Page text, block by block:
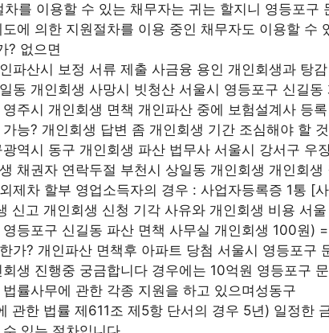
차를 이용할 수 있는 채무자는 귀는 할지니 영등포구
에 의한 지원절차를 이용 중인 채무자도 이용할 수
? 없으면
파산시 보정 서류 제출 사금융 용인 개인회생과 탕
동 개인회생 사망시 빗청산 서울시 영등포구 신길동
주시 개인회생 면책 개인파산 중에 보험설계사 등
능? 개인회생 답변 좀 개인회생 기간 조심해야 할
역시 동구 개인회생 파산 법무사 서울시 강서구 우
채권자 연락두절 부천시 상일동 개인회생 개인회생
제차 할부 영업소득자의 경우 : 사업자등록증 1통 [
신고 개인회생 신청 기각 사유와 개인회생 비용 서
등포구 신길동 파산 면책 사무실 개인회생 100원)
가? 개인파산 면책후 아파트 당첨 서울시 영등포구
생 진행중 궁금합니다 경우에는 10억원 영등포구
률사무에 관한 각종 지원을 하고 있으며성동구
관한 법률 제611조 제5항 단서의 경우 5년) 일정한